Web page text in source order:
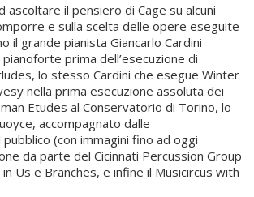
ascoltare il pensiero di Cage su alcuni
e sulla scelta delle opere eseguite
il grande pianista Giancarlo Cardini
prima dell’esecuzione di
lo stesso Cardini che esegue Winter
nella prima esecuzione assoluta dei
Etudes al Conservatorio di Torino, lo
accompagnato dalle
(con immagini fino ad oggi
da parte del Cicinnati Percussion Group
Us e Branches, e infine il Musicircus with